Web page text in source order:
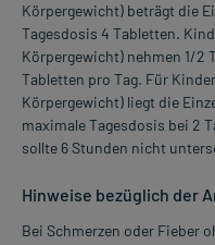
Körpergewicht) beträgt die
Tagesdosis 4 Tabletten.
Körpergewicht) nehmen 1/2
Tabletten pro Tag. Für
Körpergewicht) liegt die
maximale Tagesdosis bei 2
sollte 6 Stunden nicht
Hinweise bezüglich der
Bei Schmerzen oder Fieber